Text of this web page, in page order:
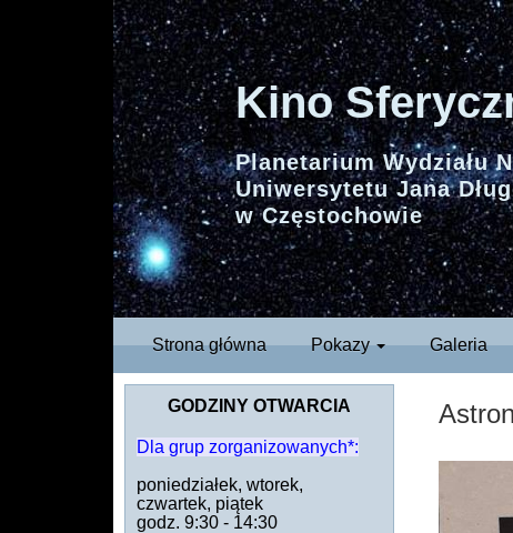
Kino
Planetarium Wydziału
Uniwersytetu Jana
w Częstochowie
Strona główna Pokazy Galeria
GODZINY OTWARCIA
Dla grup zorganizowanych*:
poniedziałek, wtorek,
czwartek, piątek
godz. 9:30 - 14:30